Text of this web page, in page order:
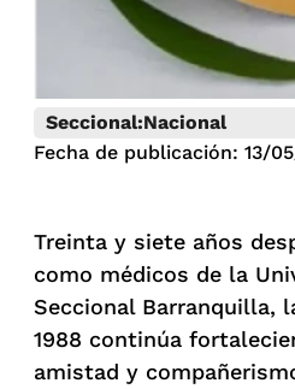
Seccional:Nacional
Fecha de publicación: 13/
Treinta y siete años
como médicos de la
Seccional Barranquilla,
1988 continúa
amistad y